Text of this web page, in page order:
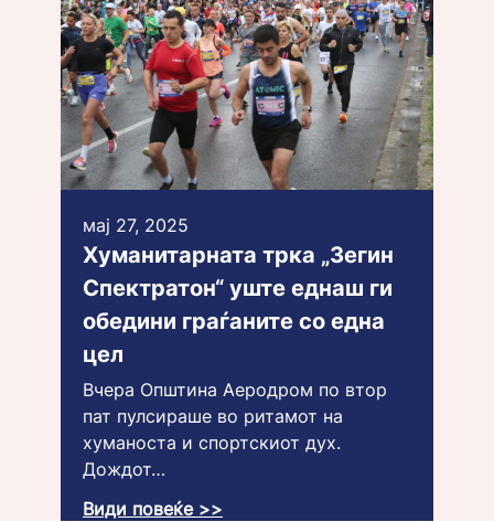
мај 27, 2025
Хуманитарната трка „Зегин
Спектратон“ уште еднаш ги
обедини граѓаните со една
цел
Вчера Општина Аеродром по втор
пат пулсираше во ритамот на
хуманоста и спортскиот дух.
Дождот…
Види повеќе >>